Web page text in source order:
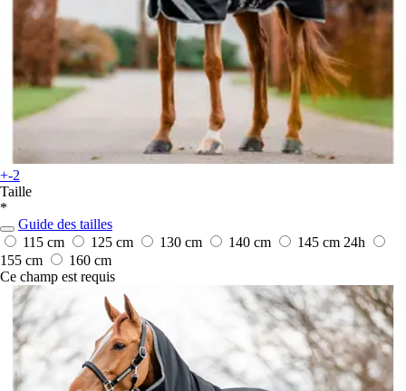
+-2
Taille
*
Guide des tailles
115 cm
125 cm 130 cm 140 cm 145 cm 24h
155 cm
160 cm
Ce champ est requis